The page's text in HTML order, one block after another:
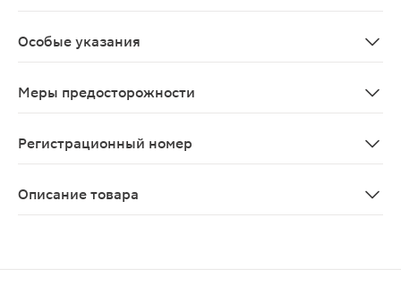
Особые указания
Меры предосторожности
Регистрационный номер
Описание товара